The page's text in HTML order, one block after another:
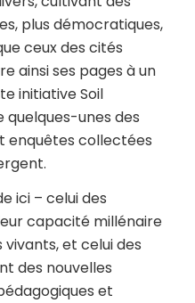
plus démocratiques,
ceux des cités
ainsi ses pages à un
initiative Soil
unes des
enquêtes collectées
ici – celui des
capacité millénaire
et celui des
des nouvelles
et